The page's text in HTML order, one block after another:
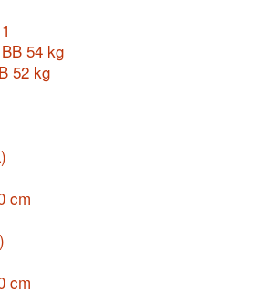
54 kg
52 kg
cm
cm